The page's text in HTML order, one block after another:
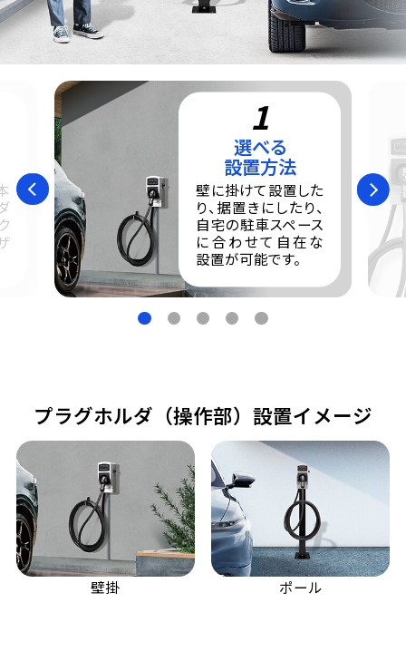
Previous
1
選べる
設置方法
壁に掛けて設置した
り、据置きにしたり、
自宅の駐車スペース
に合わせて自在な
設置が可能です。
Next
プラグホルダ（操作部）設置イメージ
壁掛 ポール